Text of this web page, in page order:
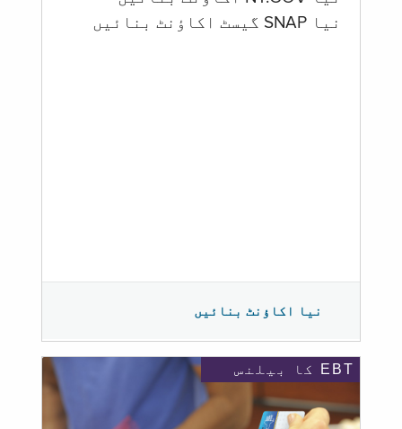
نیا SNAP گیسٹ اکاؤنٹ بنائیں
نیا اکاؤنٹ بنائیں
EBT کا بیلنس